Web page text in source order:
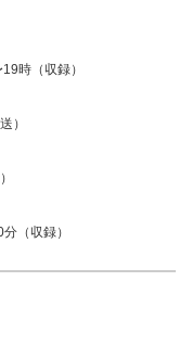
時（収録）
）
（収録）